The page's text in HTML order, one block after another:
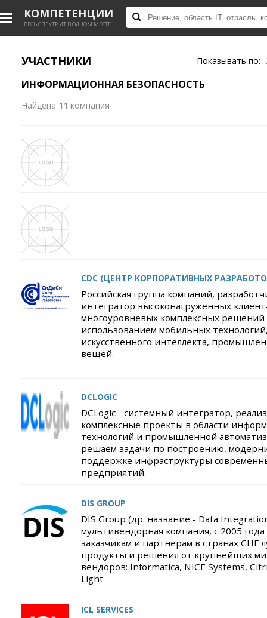
КОМПЕТЕНЦИИ
ВЕСЬ СПЕКТР ИТ В ОДНОМ МЕСТЕ
УЧАСТНИКИ Показывать по:
ИНФОРМАЦИОННАЯ БЕЗОПАСНОСТЬ
Найдена 11 компания
CDC (ЦЕНТР КОРПОРАТИВНЫХ
Российская группа компаний,
интегратор высоконагруженных
многоуровневых комплексных решений
использованием мобильных
искусственного интеллекта,
вещей.
DCLOGIC
DCLogic - системный интегратор,
комплексные проекты в области
технологий и промышленной
решаем задачи по построению,
поддержке инфраструктуры
предприятий.
DIS GROUP
DIS Group (др. название - Data
мультивендорная компания, с 2005
заказчикам и партнерам в странах СНГ
продукты и решения от крупнейших
вендоров: Informatica, NICE Systems,
Light
ICL SERVICES